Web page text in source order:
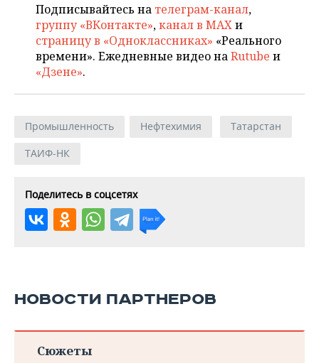
Подписывайтесь на телеграм-канал,
группу «ВКонтакте»,канал в MAXи
страницу в «Одноклассниках» «Реального
времени». Ежедневные видео наRutube и
«Дзене».
Промышленность Нефтехимия
Татарстан
ТАИФ-НК
Поделитесь в соцсетях
НОВОСТИ ПАРТНЕРОВ
Сюжеты